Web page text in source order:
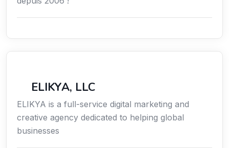
ELIKYA, LLC
ELIKYA is a full-service digital marketing and
creative agency dedicated to helping global
businesses